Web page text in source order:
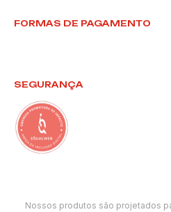
FORMAS DE PAGAMENTO
SEGURANÇA
Nossos produtos são projetados